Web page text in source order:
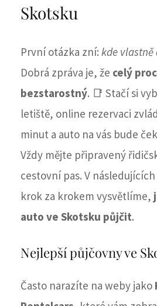
Skotsku
První otázka zní: kde vlastně
Dobrá zpráva je, že celý
bezstarostný. 📑 Stačí si
letiště, online rezervaci
minut a auto na vás bude
Vždy mějte připravený
cestovní pas. V
krok za krokem vysvětlíme,
auto ve Skotsku půjčit.
Nejlepší půjčovny ve
Často narazíte na weby jako